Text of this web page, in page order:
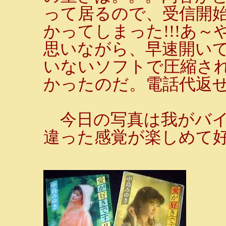
って居るので、受信開
かってしまった!!!あ～
思いながら、早速開い
いないソフトで圧縮さ
かったのだ。電話代
今日の写真は我がバ
違った感覚が楽しめて